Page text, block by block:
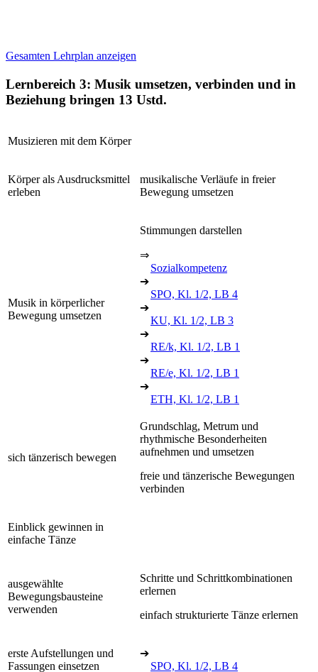
Gesamten Lehrplan anzeigen
Lernbereich 3: Musik umsetzen, verbinden und in
Beziehung bringen 13 Ustd.
Musizieren mit dem Körper
Körper als Ausdrucksmittel
erleben
musikalische Verläufe in freier
Bewegung umsetzen
Musik in körperlicher
Bewegung umsetzen
Stimmungen darstellen
⇒
Sozialkompetenz
➔
SPO, Kl. 1/2, LB 4
➔
KU, Kl. 1/2, LB 3
➔
RE/k, Kl. 1/2, LB 1
➔
RE/e, Kl. 1/2, LB 1
➔
ETH, Kl. 1/2, LB 1
sich tänzerisch bewegen
Grundschlag, Metrum und
rhythmische Besonderheiten
aufnehmen und umsetzen
freie und tänzerische Bewegungen
verbinden
Einblick gewinnen in
einfache Tänze
ausgewählte
Bewegungsbausteine
verwenden
Schritte und Schrittkombinationen
erlernen
einfach strukturierte Tänze erlernen
erste Aufstellungen und
Fassungen einsetzen
➔
SPO, Kl. 1/2, LB 4